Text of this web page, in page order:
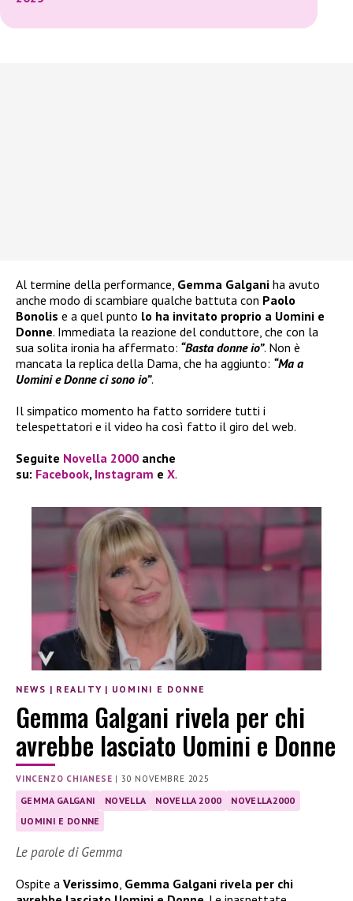
Al termine della performance, Gemma Galgani ha avuto
anche modo di scambiare qualche battuta con Paolo
Bonolis e a quel punto lo ha invitato proprio a Uomini e
Donne. Immediata la reazione del conduttore, che con la
sua solita ironia ha affermato: “Basta donne io”. Non è
mancata la replica della Dama, che ha aggiunto: “Ma a
Uomini e Donne ci sono io”.
Il simpatico momento ha fatto sorridere tutti i
telespettatori e il video ha così fatto il giro del web.
Seguite Novella 2000 anche
su: Facebook, Instagram e X.
NEWS | REALITY | UOMINI E DONNE
Gemma Galgani rivela per chi
avrebbe lasciato Uomini e Donne
VINCENZO CHIANESE |30 NOVEMBRE 2025
GEMMA GALGANI NOVELLA NOVELLA 2000
NOVELLA2000
UOMINI E DONNE
Le parole di Gemma
Ospite a Verissimo, Gemma Galgani rivela per chi